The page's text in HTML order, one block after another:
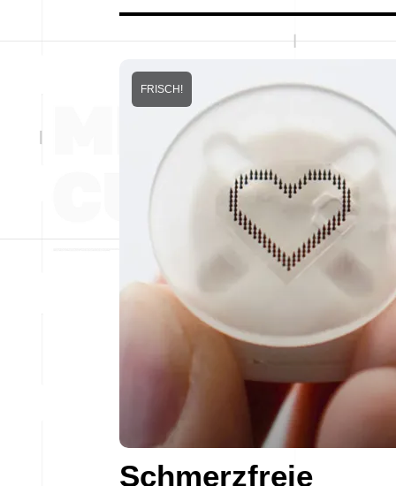
Schmerzfreie
FRISCH!